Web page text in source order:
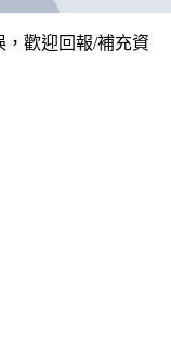
，歡迎回報/補充資